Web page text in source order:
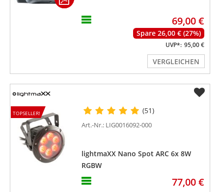
69,00 €
Spare 26,00 € (27%)
UVP*: 95,00 €
VERGLEICHEN
TOPSELLER! (51)
Art.-Nr.: LIG0016092-000
lightmaXX Nano Spot ARC 6x 8W
RGBW
77,00 €